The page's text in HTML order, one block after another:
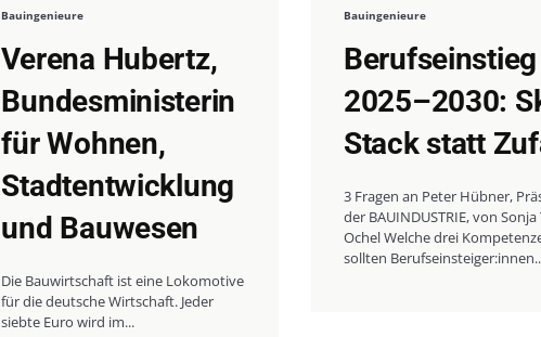
Bauingenieure
Verena Hubertz,
Bundesministerin
für Wohnen,
Stadtentwicklung
und Bauwesen
Die Bauwirtschaft ist eine Lokomotive
für die deutsche Wirtschaft. Jeder
siebte Euro wird im...
Bauingenieure
Berufseinstieg
2025–2030:
Stack statt
3 Fragen an Peter Hübner,
der BAUINDUSTRIE, von Sonja
Ochel Welche drei
sollten